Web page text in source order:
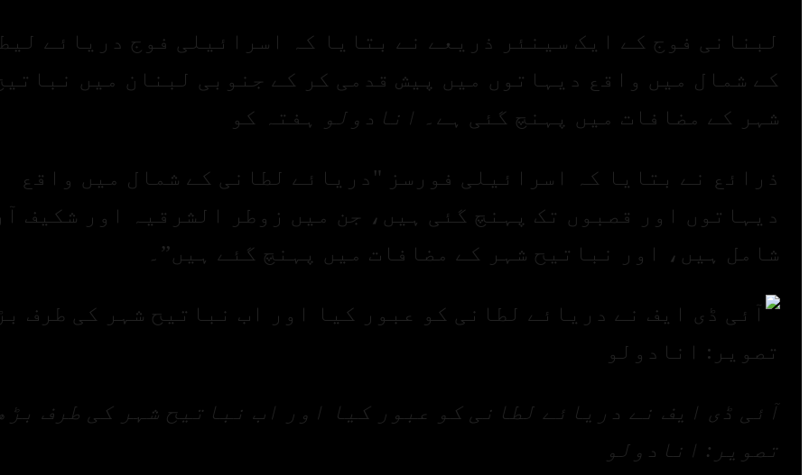
لبنانی فوج کے ایک سینئر ذریعے نے بتایا کہ اسرائیلی فوج دریائے
کے شمال میں واقع دیہاتوں میں پیش قدمی کر کے جنوبی لبنان میں
شہر کے مضافات میں پہنچ گئی ہے۔
انادولو ہفتہ کو
ذرائع نے بتایا کہ اسرائیلی فورسز "دریائے لطانی کے شمال میں واقع
دیہاتوں اور قصبوں تک پہنچ گئی ہیں، جن میں زوطر الشرقیہ اور شکیف
شامل ہیں، اور نباتیح شہر کے مضافات میں پہنچ گئے ہیں”۔
آئی ڈی ایف نے دریائے لطانی کو عبور کیا اور اب نباتیح شہر کی طرف
تصویر: انادولو